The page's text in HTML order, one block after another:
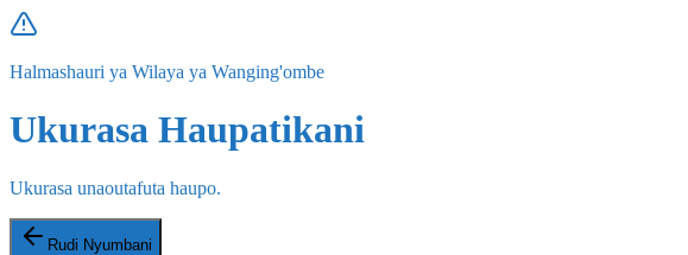
Halmashauri ya Wilaya ya Wanging'ombe
Ukurasa Haupatikani
Ukurasa unaoutafuta haupo.
Rudi Nyumbani